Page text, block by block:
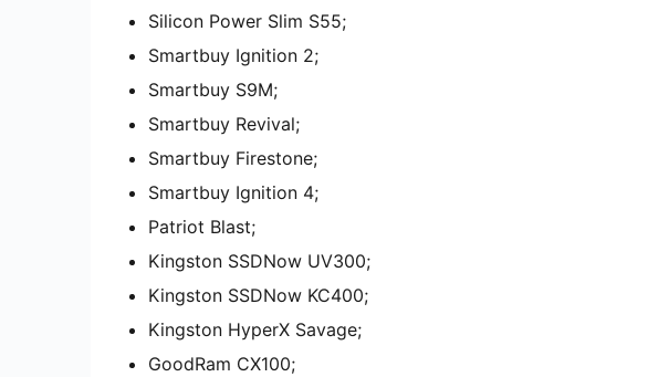
Silicon Power Slim S55;
Smartbuy Ignition 2;
Smartbuy S9M;
Smartbuy Revival;
Smartbuy Firestone;
Smartbuy Ignition 4;
Patriot Blast;
Kingston SSDNow UV300;
Kingston SSDNow KC400;
Kingston HyperX Savage;
GoodRam CX100;